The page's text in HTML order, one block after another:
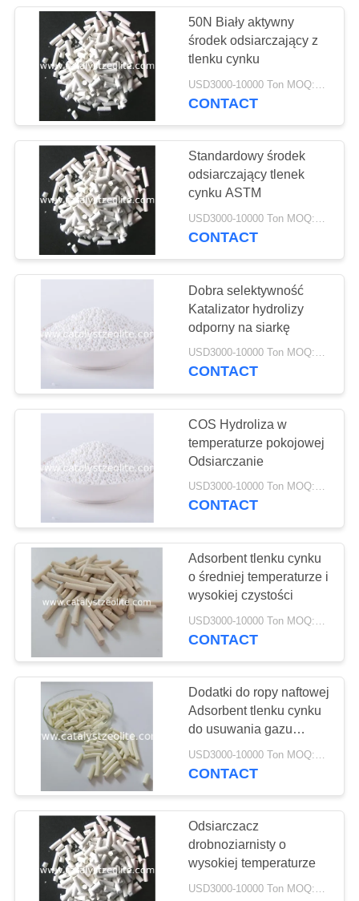
AKTUALNOŚCI
SPRAWY
SITEMAP
PRIVACY
POLICY
SAPO-34 Zeolit
Zeolit ​​TS-1
Katalizator HTS
10
Sito molekularne
zeolitowe
58
Agent odsiarczający
44
50N Biały aktywny
środek odsiarczający z
tlenku cynku
CONTACT
Standardowy środek
odsiarczający tlenek
cynku ASTM
USD3000-10000 Ton MOQ:1 KG
CONTACT
Dobra selektywność
Katalizator hydrolizy
odporny na siarkę
USD3000-10000 Ton MOQ:1 KG
CONTACT
COS Hydroliza w
temperaturze pokojowej
Odsiarczanie
USD3000-10000 Ton MOQ:1 KG
CONTACT
Adsorbent tlenku cynku
o średniej temperaturze i
wysokiej czystości
CONTACT
Dodatki do ropy naftowej
Adsorbent tlenku cynku
do usuwania gazu
ziemnego
USD3000-10000 Ton MOQ:1 KG
CONTACT
Odsiarczacz
drobnoziarnisty o
wysokiej temperaturze
USD3000-10000 Ton MOQ:1 KG